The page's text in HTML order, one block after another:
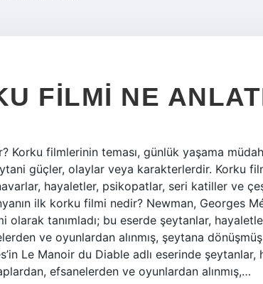
FILMI NE
Korku filmlerinin teması, günlük yaşama
güçler, olaylar veya karakterlerdir. Korku
hayaletler, psikopatlar, seri katiller ve
ilk korku filmi nedir? Newman, Georges
olarak tanımladı; bu eserde şeytanlar,
ve oyunlardan alınmış, şeytana
Le Manoir du Diable adlı eserinde şeytanlar,
efsanelerden ve oyunlardan alınmış,…